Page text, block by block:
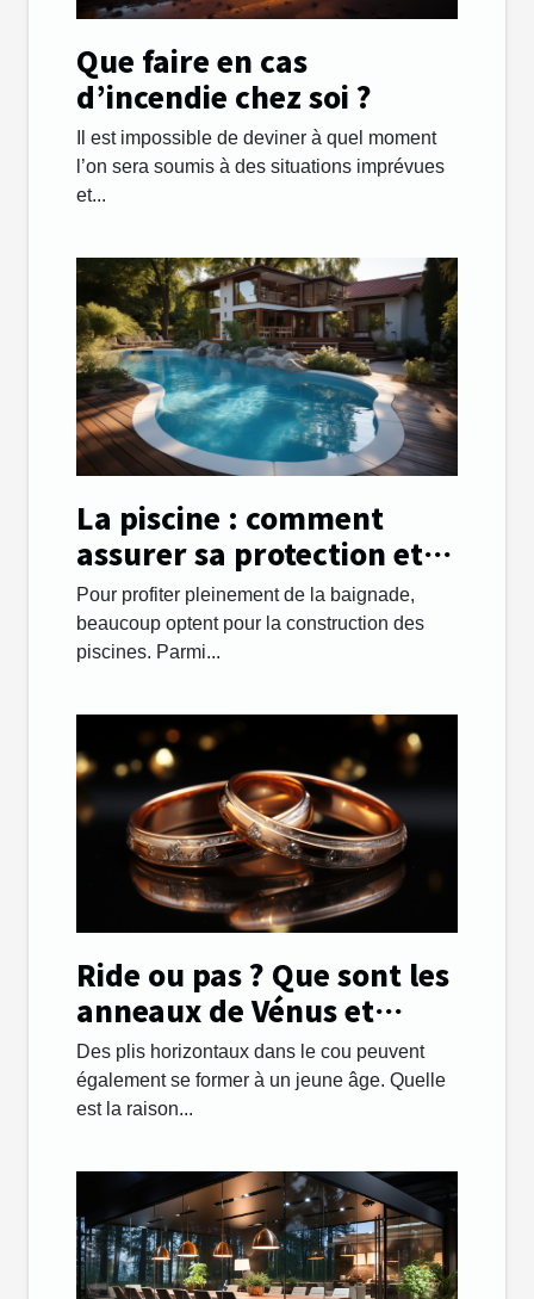
Que faire en cas
d’incendie chez soi ?
Il est impossible de deviner à quel moment
l’on sera soumis à des situations imprévues
et...
La piscine : comment
assurer sa protection et
sa sécurité ?
Pour profiter pleinement de la baignade,
beaucoup optent pour la construction des
piscines. Parmi...
Ride ou pas ? Que sont les
anneaux de Vénus et
comment les gérer.
Des plis horizontaux dans le cou peuvent
également se former à un jeune âge. Quelle
est la raison...